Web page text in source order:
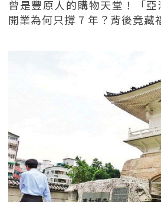
曾是豐原人的購物天堂！「
開業為何只撐 7 年？背後竟藏